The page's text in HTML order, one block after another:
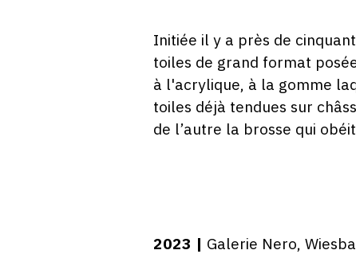
Initiée il y a près de
toiles de grand format
à l'acrylique, à la gomme
toiles déjà tendues sur
de l’autre la brosse qui
2023 | Galerie Nero,